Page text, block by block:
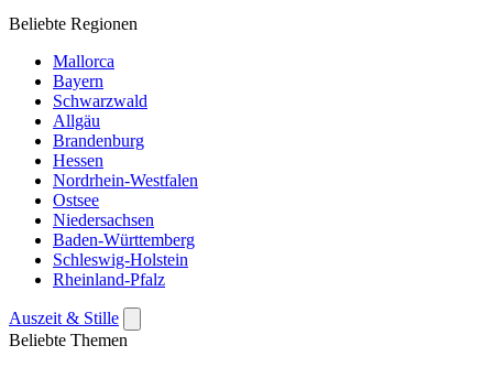
Beliebte Regionen
Mallorca
Bayern
Schwarzwald
Allgäu
Brandenburg
Hessen
Nordrhein-Westfalen
Ostsee
Niedersachsen
Baden-Württemberg
Schleswig-Holstein
Rheinland-Pfalz
Auszeit & Stille
Beliebte Themen